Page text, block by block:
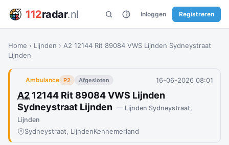
112radar.nl Inloggen Registreren
Home › Lijnden › A2 12144 Rit 89084 VWS Lijnden Sydneystraat
Lijnden
Ambulance P2 Afgesloten 16-06-2026 08:01
A2 12144 Rit 89084 VWS Lijnden
Sydneystraat Lijnden — Lijnden Sydneystraat,
Lijnden
Sydneystraat, LijndenKennemerland